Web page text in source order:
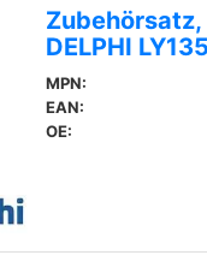
DELPHI
MPN:
EAN:
OE: